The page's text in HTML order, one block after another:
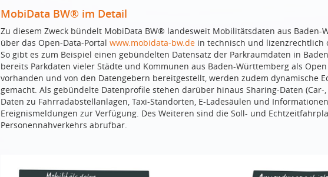
MobiData BW® im Detail
Zu diesem Zweck bündelt MobiData BW® landesweit Mobilitätsdaten aus
über das Open-Data-Portal www.mobidata-bw.de in technisch und
So gibt es zum Beispiel einen gebündelten Datensatz der Parkraumdaten in
bereits Parkdaten vieler Städte und Kommunen aus Baden-Württemberg als
vorhanden und von den Datengebern bereitgestellt, werden zudem dynamische
gemacht. Als gebündelte Datenprofile stehen darüber hinaus Sharing-Daten (Car-
Daten zu Fahrradabstellanlagen, Taxi-Standorten, E-Ladesäulen und
Ereignismeldungen zur Verfügung. Des Weiteren sind die Soll- und
Personennahverkehrs abrufbar.